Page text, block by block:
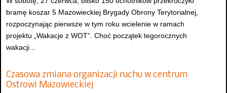
bramę koszar 5 Mazowieckiej Brygady Obrony Terytorialnej,
rozpoczynając pierwsze w tym roku wcielenie w ramach
projektu „Wakacje z WOT”. Choć początek tegorocznych
wakacji...
Czasowa zmiana organizacji ruchu w centrum
Ostrowi Mazowieckiej